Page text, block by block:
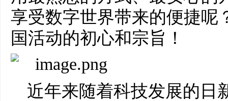
享受数字世界带来的便捷呢
国活动的初心和宗旨！
近年来随着科技发展的日